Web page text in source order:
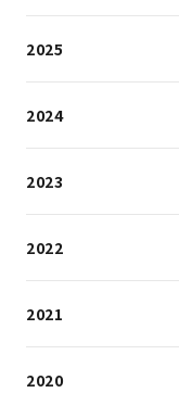
2025
2024
2023
2022
2021
2020